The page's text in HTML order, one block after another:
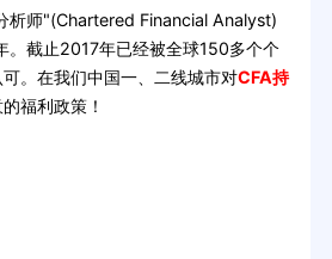
析师"(Chartered Financial Analyst)
。截止2017年已经被全球150多个个
。在我们中国一、二线城市对CFA持
福利政策！